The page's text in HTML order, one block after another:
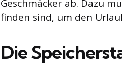
Geschmäcker ab. Dazu
finden sind, um den
Die